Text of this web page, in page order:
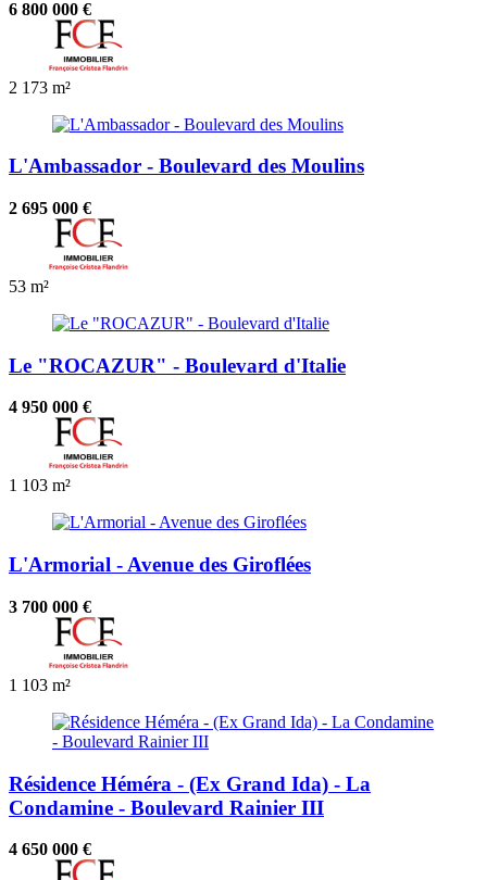
6 800 000 €
2 173 m²
L'Ambassador - Boulevard des Moulins
2 695 000 €
53 m²
Le "ROCAZUR" - Boulevard d'Italie
4 950 000 €
1 103 m²
L'Armorial - Avenue des Giroflées
3 700 000 €
1 103 m²
Résidence Héméra - (Ex Grand Ida) - La
Condamine - Boulevard Rainier III
4 650 000 €